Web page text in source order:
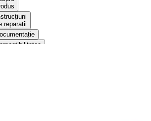
reparații